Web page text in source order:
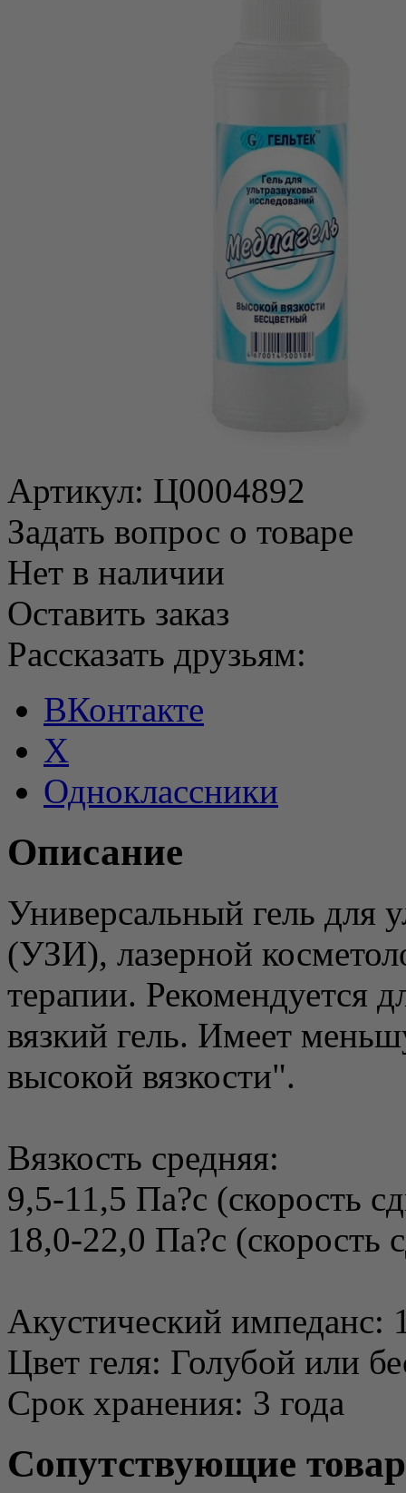
Артикул: Ц0004892
Задать вопрос о товаре
Нет в наличии
Оставить заказ
Рассказать друзьям:
ВКонтакте
X
Одноклассники
Описание
Универсальный гель для
(УЗИ), лазерной
терапии. Рекомендуется
вязкий гель. Имеет
высокой вязкости".
Вязкость средняя:
9,5-11,5 Па?c (скорость
18,0-22,0 Па?с (скорость
Акустический импеданс:
Цвет геля: Голубой или
Срок хранения: 3 года
Сопутствующие